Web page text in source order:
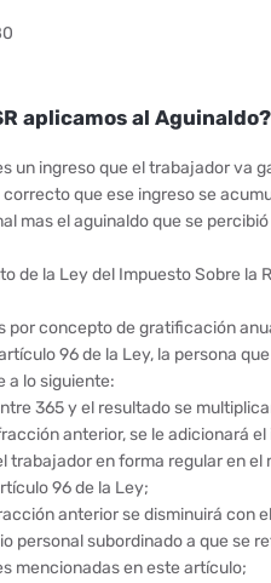
aplicamos al Aguinaldo?
un ingreso que el trabajador va
que ese ingreso se
mas el aguinaldo que se
de la Ley del Impuesto Sobre la
por concepto de gratificación
96 de la Ley, la persona
a lo siguiente:
365 y el resultado se
anterior, se le adicionará
en forma regular en el
96 de la Ley;
anterior se disminuirá con
personal subordinado a que se
mencionadas en este artículo;